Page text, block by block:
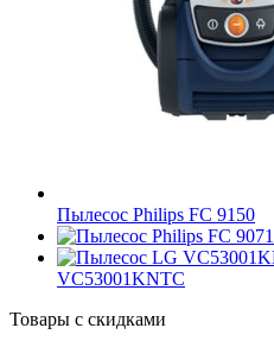
Пылесос Philips FC 9150
VC53001KNTC
Товары с скидками